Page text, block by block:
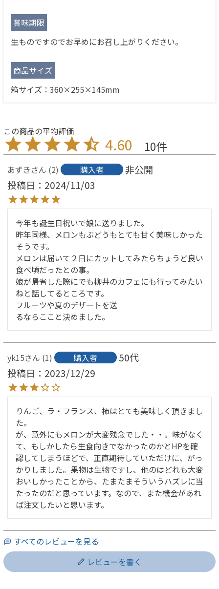
賞味期限
生ものですのでお早めにお召し上がりください。
商品サイズ
箱サイズ：360×255×145mm
4.60 10
あずき 2 購入者
非公開
投稿日
2024/11/03
今年も誕生日祝いで娘に送りました。
昨年同様、メロンもぶどうもとても甘く美味しかった
そうです。
メロンは届いて２日にカットしてみたらちょうど良い
食べ頃だったとの事。
娘が帰省した際にでも柳井のカフェにも行ってみたい
ねと話してるところです。
フルーツや夏のデザートを送
るならここと決めました。
yk15 1 購入者
50代
投稿日
2023/12/29
りんご、ラ・フランス、柿はとても美味しく頂きまし
た。
が、意外にもメロンが大変残念でした・・。味がなく
て、もしかしたら生食向きでなかったのかとHPを確
認してしまうほどで、正直期待していただけに、がっ
かりしました。果物は生物ですし、他のはどれも大変
おいしかったことから、たまたまそういうハズレに当
たったのだと思っています。なので、また機会があれ
ば注文したいと思います。
すべてのレビューを見る
レビューを書く